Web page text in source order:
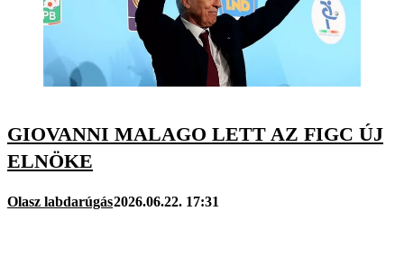
GIOVANNI MALAGO LETT AZ FIGC ÚJ
ELNÖKE
Olasz labdarúgás2026.06.22. 17:31